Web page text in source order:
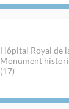
Hôpital Royal de
Monument
(17)